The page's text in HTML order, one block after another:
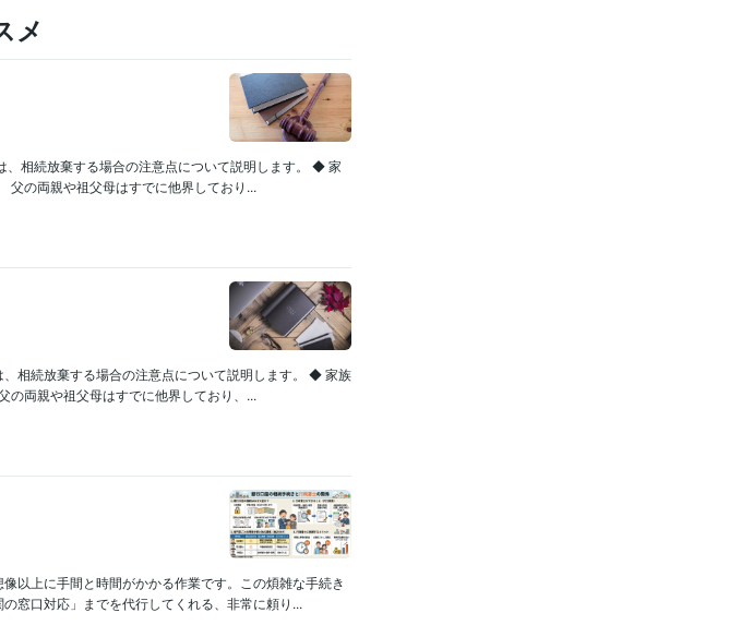
メ
、相続放棄する場合の注意点について説明します。 ◆ 家
父の両親や祖父母はすでに他界しており...
相続放棄する場合の注意点について説明します。 ◆ 家族
の両親や祖父母はすでに他界しており、...
以上に手間と時間がかかる作業です。この煩雑な手続き
窓口対応」までを代行してくれる、非常に頼り...